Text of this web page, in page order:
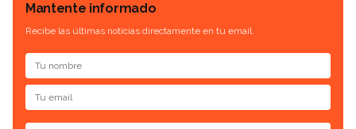
Mantente informado
Recibe las últimas noticias directamente en tu email.